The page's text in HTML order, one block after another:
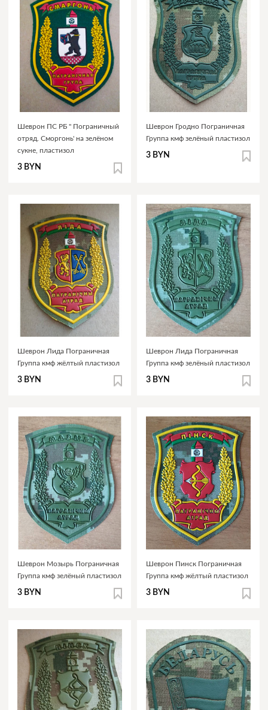
Шеврон ПС РБ " Пограничный
отряд. Сморгонь' на зелёном
сукне, пластизол
3 BYN
Шеврон Гродно Пограничная
Группа кмф зелёный пластизол
3 BYN
Шеврон Лида Пограничная
Группа кмф жёлтый пластизол
3 BYN
Шеврон Лида Пограничная
Группа кмф зелёный пластизол
3 BYN
Шеврон Мозырь Пограничная
Группа кмф зелёный пластизол
3 BYN
Шеврон Пинск Пограничная
Группа кмф жёлтый пластизол
3 BYN